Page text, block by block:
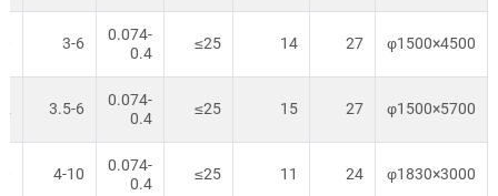
φ1500×4500
27
14
≤25
0.074-
0.4
3-6
φ1500×5700
27
15
≤25
0.074-
0.4
3.5-6
φ1830×3000
24
11
≤25
0.074-
0.4
4-10